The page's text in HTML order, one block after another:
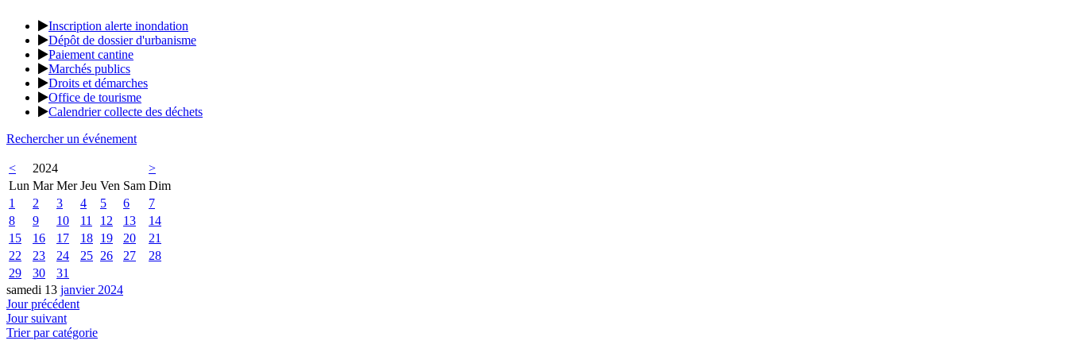
Inscription alerte inondation
Dépôt de dossier d'urbanisme
Paiement cantine
Marchés publics
Droits et démarches
Office de tourisme
Calendrier collecte des déchets
Rechercher un événement
< 2024
>
Lun Mar Mer Jeu Ven Sam Dim
1
2 3 4 5 6
7
8
9 10 11 12 13
14
15
16 17 18 19 20
21
22
23 24 25 26 27
28
29
30
31
samedi 13 janvier 2024
Jour précédent
Jour suivant
Trier par catégorie